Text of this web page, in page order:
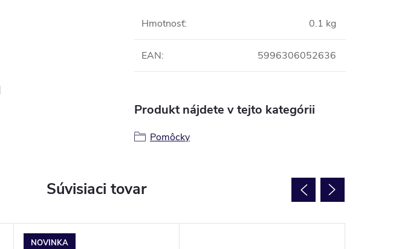
Hmotnosť: 0.1 kg
EAN: 5996306052636
Produkt nájdete v tejto kategórii
Pomôcky
Súvisiaci tovar
NOVINKA